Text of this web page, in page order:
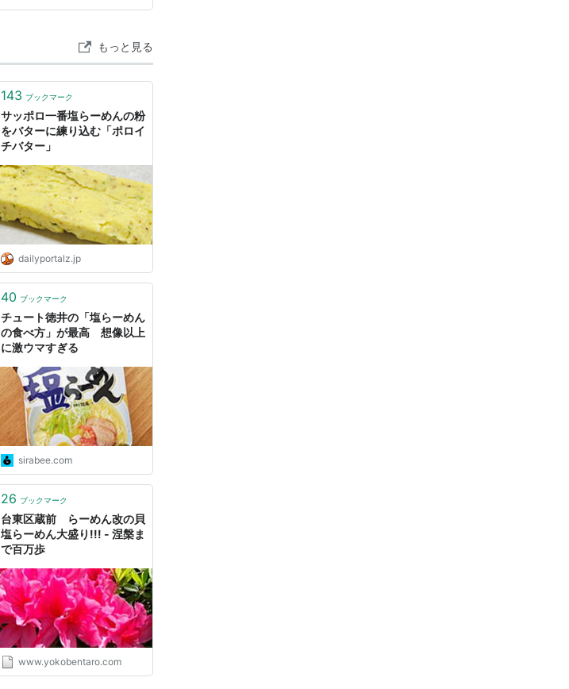
もっと見る
143 ブックマーク
サッポロ一番塩らーめんの粉
をバターに練り込む「ポロイ
チバター」
dailyportalz.jp
40 ブックマーク
チュート徳井の「塩らーめん
の食べ方」が最高 想像以上
に激ウマすぎる
sirabee.com
26 ブックマーク
台東区蔵前 らーめん改の貝
塩らーめん大盛り!!! - 涅槃ま
で百万歩
www.yokobentaro.com